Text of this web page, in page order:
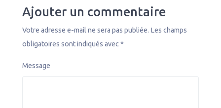
Ajouter un commentaire
Votre adresse e-mail ne sera pas publiée. Les champs
obligatoires sont indiqués avec *
Message